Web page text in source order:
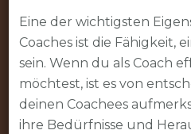
Eine der wichtigsten
Coaches ist die Fähigkeit,
sein. Wenn du als Coach
möchtest, ist es von
deinen Coachees
ihre Bedürfnisse und